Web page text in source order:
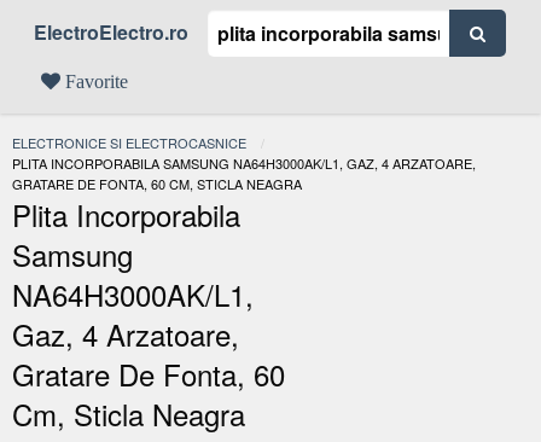
ElectroElectro.ro
Favorite
ELECTRONICE SI ELECTROCASNICE
ACTUAL:
PLITA INCORPORABILA SAMSUNG NA64H3000AK/L1, GAZ, 4 ARZATOARE,
GRATARE DE FONTA, 60 CM, STICLA NEAGRA
Plita Incorporabila
Samsung
NA64H3000AK/L1,
Gaz, 4 Arzatoare,
Gratare De Fonta, 60
Cm, Sticla Neagra